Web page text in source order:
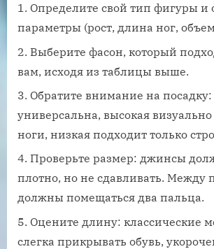
Определите свой тип фигуры и
параметры (рост, длина ног,
Выберите фасон, который
вам, исходя из таблицы выше.
Обратите внимание на
универсальна, высокая
ноги, низкая подходит только
Проверьте размер: джинсы
плотно, но не сдавливать. Между
должны помещаться два пальца.
Оцените длину: классические
слегка прикрывать обувь,